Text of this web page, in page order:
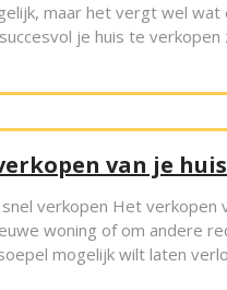
maar het vergt wel
je huis te
van je huis
snel verkopen Het
woning of om andere
mogelijk wilt laten